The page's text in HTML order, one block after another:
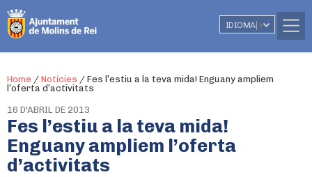
IDIOMA ▼
Home / Notícies / Fes l’estiu a la teva mida! Enguany ampliem
l’oferta d’activitats
16 D'ABRIL DE 2013
Fes l’estiu a la teva mida!
Enguany ampliem l’oferta
d’activitats